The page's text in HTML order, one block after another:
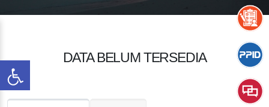
DATA BELUM TERSEDIA